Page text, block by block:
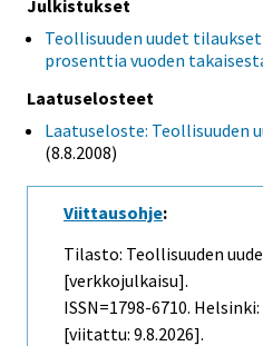
Julkistukset
Teollisuuden uudet
prosenttia vuoden
Laatuselosteet
Laatuseloste: Teollisuuden
(8.8.2008)
Viittausohje:
Tilasto: Teollisuuden
[verkkojulkaisu].
ISSN=1798-6710.
[viitattu: 9.8.2026].